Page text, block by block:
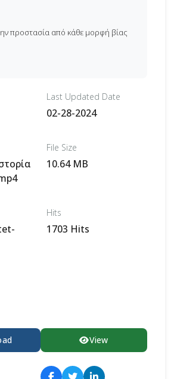
προστασία από κάθε μορφή βίας
Last Updated Date
02-28-2024
File Size
10.64 MB
Hits
1703 Hits
View